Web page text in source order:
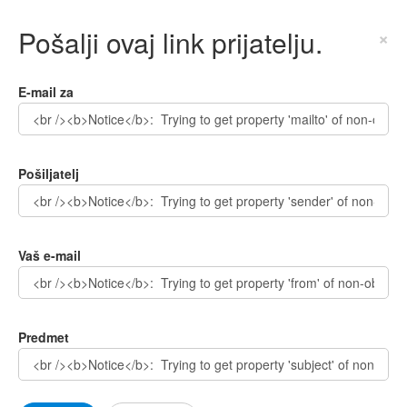
Pošalji ovaj link prijatelju. ×
E-mail za
Pošiljatelj
Vaš e-mail
Predmet